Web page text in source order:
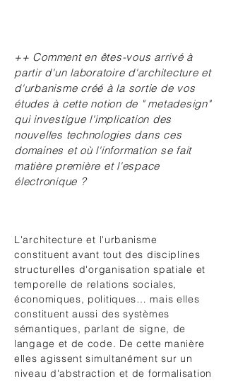
++ Comment en êtes-vous arrivé à
partir d'un laboratoire d'architecture et
d'urbanisme créé à la sortie de vos
études à cette notion de " metadesign"
qui investigue l'implication des
nouvelles technologies dans ces
domaines et où l'information se fait
matière première et l'espace
électronique ?
L'architecture et l'urbanisme
constituent avant tout des disciplines
structurelles d'organisation spatiale et
temporelle de relations sociales,
économiques, politiques… mais elles
constituent aussi des systèmes
sémantiques, parlant de signe, de
langage et de code. De cette manière
elles agissent simultanément sur un
niveau d'abstraction et de formalisation